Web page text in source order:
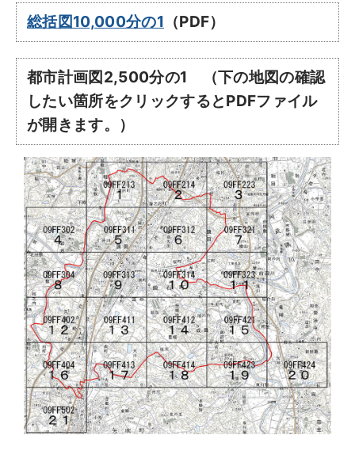
総括図10,000分の1 （PDF）
都市計画図2,500分の1 （下の地図の確認
したい箇所をクリックするとPDFファイル
が開きます。）